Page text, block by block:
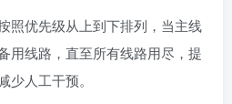
照优先级从上到下排列，当主线
用线路，直至所有线路用尽，提
少人工干预。